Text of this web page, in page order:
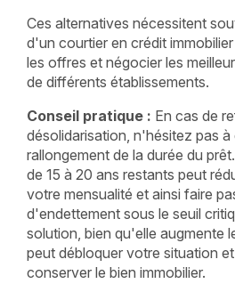
Ces alternatives nécessitent
d'un courtier en crédit
les offres et négocier les
de différents établissements.
Conseil pratique : En cas de
désolidarisation, n'hésitez pas à
rallongement de la durée du
de 15 à 20 ans restants peut
votre mensualité et ainsi faire
d'endettement sous le seuil
solution, bien qu'elle augmente
peut débloquer votre situation
conserver le bien immobilier.